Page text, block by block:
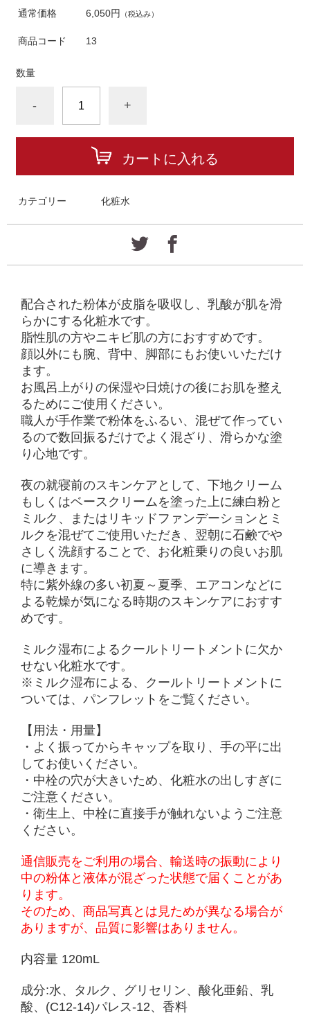
通常価格 6,050円 （税込み）
商品コード 13
数量
- +
カートに入れる
カテゴリー 化粧水
配合された粉体が皮脂を吸収し、乳酸が肌を滑
らかにする化粧水です。
脂性肌の方やニキビ肌の方におすすめです。
顔以外にも腕、背中、脚部にもお使いいただけ
ます。
お風呂上がりの保湿や日焼けの後にお肌を整え
るためにご使用ください。
職人が手作業で粉体をふるい、混ぜて作ってい
るので数回振るだけでよく混ざり、滑らかな塗
り心地です。
夜の就寝前のスキンケアとして、下地クリーム
もしくはベースクリームを塗った上に練白粉と
ミルク、またはリキッドファンデーションとミ
ルクを混ぜてご使用いただき、翌朝に石鹸でや
さしく洗顔することで、お化粧乗りの良いお肌
に導きます。
特に紫外線の多い初夏～夏季、エアコンなどに
よる乾燥が気になる時期のスキンケアにおすす
めです。
ミルク湿布によるクールトリートメントに欠か
せない化粧水です。
※ミルク湿布による、クールトリートメントに
ついては、パンフレットをご覧ください。
【用法・用量】
・よく振ってからキャップを取り、手の平に出
してお使いください。
・中栓の穴が大きいため、化粧水の出しすぎに
ご注意ください。
・衛生上、中栓に直接手が触れないようご注意
ください。
通信販売をご利用の場合、輸送時の振動により
中の粉体と液体が混ざった状態で届くことがあ
ります。
そのため、商品写真とは見ためが異なる場合が
ありますが、品質に影響はありません。
内容量 120mL
成分:水、タルク、グリセリン、酸化亜鉛、乳
酸、(C12-14)パレス-12、 香料